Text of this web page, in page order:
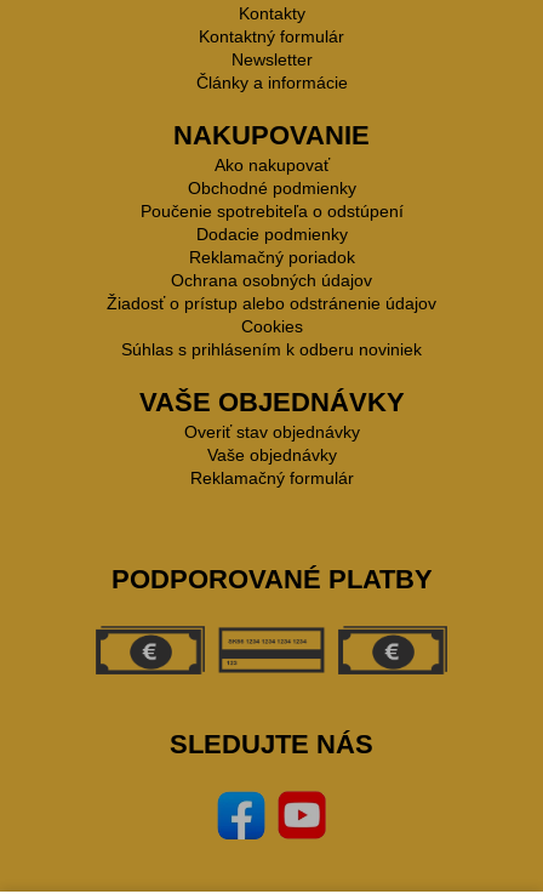
Kontakty
Kontaktný formulár
Newsletter
Články a informácie
NAKUPOVANIE
Ako nakupovať
Obchodné podmienky
Poučenie spotrebiteľa o odstúpení
Dodacie podmienky
Reklamačný poriadok
Ochrana osobných údajov
Žiadosť o prístup alebo odstránenie údajov
Cookies
Súhlas s prihlásením k odberu noviniek
VAŠE OBJEDNÁVKY
Overiť stav objednávky
Vaše objednávky
Reklamačný formulár
PODPOROVANÉ PLATBY
SLEDUJTE NÁS